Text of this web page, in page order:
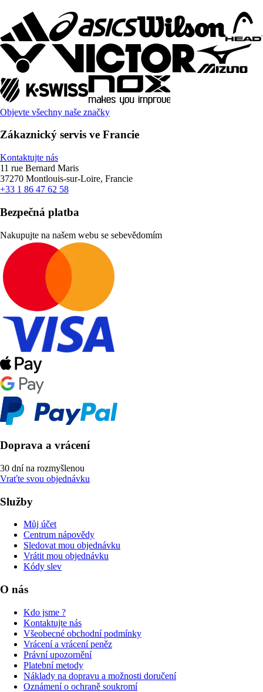
Objevte všechny naše značky
Zákaznický servis ve Francie
Kontaktujte nás
11 rue Bernard Maris
37270 Montlouis-sur-Loire, Francie
+33 1 86 47 62 58
Bezpečná platba
Nakupujte na našem webu se sebevědomím
Doprava a vrácení
30 dní na rozmyšlenou
Vraťte svou objednávku
Služby
Můj účet
Centrum nápovědy
Sledovat mou objednávku
Vrátit mou objednávku
Kódy slev
O nás
Kdo jsme ?
Kontaktujte nás
Všeobecné obchodní podmínky
Vrácení a vrácení peněz
Právní upozornění
Platební metody
Náklady na dopravu a možnosti doručení
Oznámení o ochraně soukromí